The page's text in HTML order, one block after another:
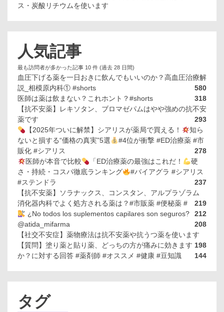
ス・炭酸リチウムを使います
人気記事
最も訪問者が多かった記事 10 件 (過去 28 日間)
血圧下げる薬を一日おきに飲んでもいいのか？高血圧治療解
説_相模原内科① #shorts
580
医師は薬は飲まない？これホント？#shorts
318
【抗不安薬】レキソタン、ブロマゼパムはやや強めの抗不安
薬です
293
【2025年ついに解禁】シアリスが薬局で買える！
知ら
ないと損する“価格の真実”5選
#4位が衝撃 #ED治療薬 #市
販化 #シアリス
278
医師が本音で比較
「ED治療薬の最強はこれだ！
硬
さ・持続・コスパ徹底ランキング
#バイアグラ #シアリス
#ステンドラ
237
【抗不安薬】ソラナックス、コンスタン、アルプラゾラム
219
消化器内科でよく処方される薬は？#市販薬 #便秘薬 #
212
¿No todos los suplementos capilares son seguros?
@atida_mifarma
208
【社交不安症】薬物療法は抗不安薬や抗うつ薬を使います
198
【質問】塗り薬と貼り薬、どっちの方が痛みに効きます
か？に対する回答 #薬剤師 #オススメ #健康 #豆知識
144
タグ